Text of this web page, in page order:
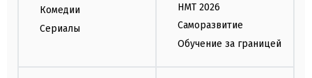
Комедии
Сериалы
НМТ 2026
Саморазвитие
Обучение за границей